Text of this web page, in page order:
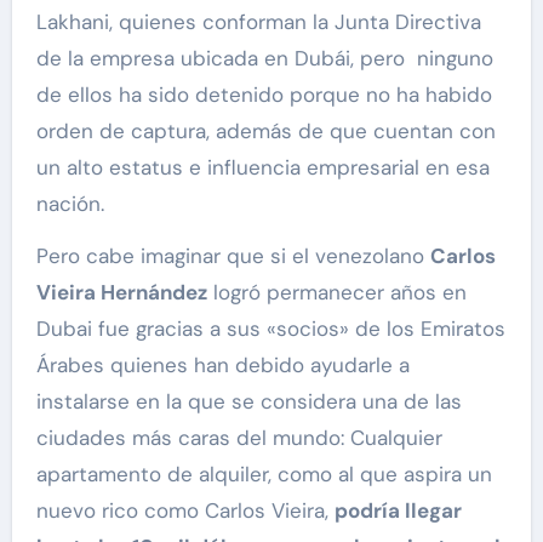
Lakhani, quienes conforman la Junta Directiva
de la empresa ubicada en Dubái, pero ninguno
de ellos ha sido detenido porque no ha habido
orden de captura, además de que cuentan con
un alto estatus e influencia empresarial en esa
nación.
Pero cabe imaginar que si el venezolano Carlos
Vieira Hernándezlogró permanecer años en
Dubai fue gracias a sus «socios» de los Emiratos
Árabes quienes han debido ayudarle a
instalarse en la que se considera una de las
ciudades más caras del mundo: Cualquier
apartamento de alquiler, como al que aspira un
nuevo rico como Carlos Vieira, podría llegar